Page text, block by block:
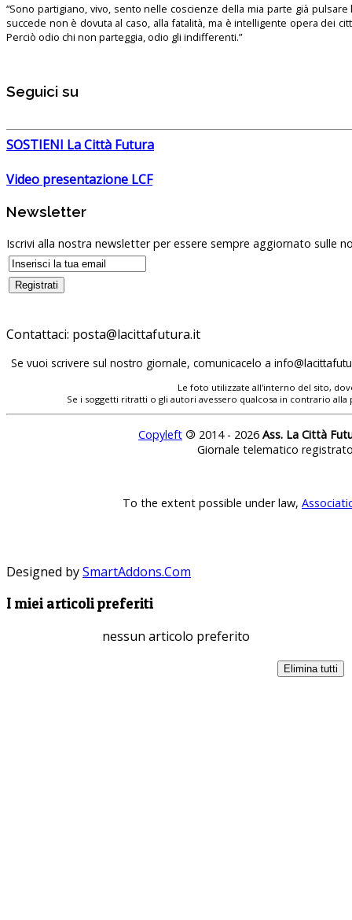
“Sono partigiano, vivo, sento nelle coscienze della mia parte già pulsare
succede non è dovuta al caso, alla fatalità, ma è intelligente opera dei
Perciò odio chi non parteggia, odio gli indifferenti.”
Seguici su
SOSTIENI La Città Futura
Video presentazione LCF
Newsletter
Iscrivi alla nostra newsletter per essere sempre aggiornato sulle
Contattaci:
Se vuoi scrivere sul nostro giornale, comunicacelo a
Le foto utilizzate all'interno del sito,
Se i soggetti ritratti o gli autori avessero qualcosa in contrario
Copyleft © 2014 - 2026 Ass. La Città
Giornale telematico
To the extent possible under law,
Designed bySmartAddons.Com
I miei articoli preferiti
nessun articolo preferito